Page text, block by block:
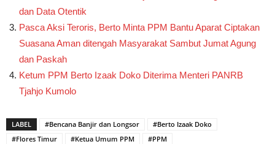
dan Data Otentik
Pasca Aksi Teroris, Berto Minta PPM Bantu Aparat Ciptakan
Suasana Aman ditengah Masyarakat Sambut Jumat Agung
dan Paskah
Ketum PPM Berto Izaak Doko Diterima Menteri PANRB
Tjahjo Kumolo
LABEL #Bencana Banjir dan Longsor
#Berto Izaak Doko
#Flores Timur
#Ketua Umum PPM #PPM